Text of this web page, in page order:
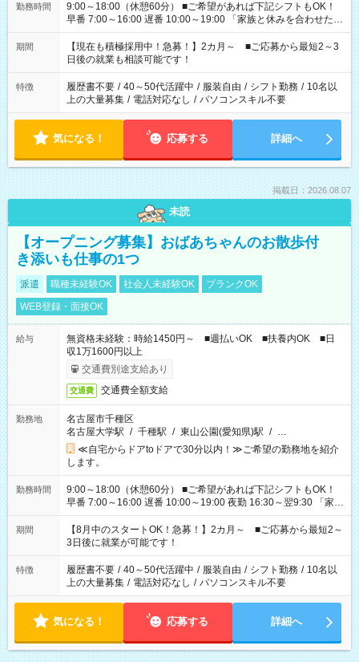
勤務時間
9:00～18:00（休憩60分） ■ご希望があれば下記シフトもOK！
早番 7:00～16:00 遅番 10:00～19:00 「家族と休みを合わせた
い」 「余裕を持って夕飯の準備がしたい」 「できれば残業はし
たくない」 など、ご希望を教えてくださいね。 ※Wワーク希望
の方へ 今ご覧のお仕事で希望する勤務時間と、もう1つのお仕事
の勤務時間。 合計で週40時間を超える場合は応募できません。
期間
【現在も積極採用中！急募！】2カ月～ ■ご応募から最短2～3
日後の就業も相談可能です！
特徴 履歴書不要 / 40～50代活躍中 / 服装自由 / シフト勤務 / 10名以
上の大量募集 / 電話対応なし / パソコンスキル不要
気になる！ 応募する 詳細へ
掲載日：2026.08.07
未読
【オープニング募集】おばあちゃんのお散歩付
き添いも仕事の1つ
派遣 職種未経験OK 社会人未経験OK
ブランクOK
WEB登録・面接OK
給与
無資格未経験：時給1450円～ ■週払いOK ■扶養内OK ■日
収1万1600円以上
交通費別途支給あり
交通費 交通費全額支給
勤務地
名古屋市千種区
名古屋大学駅 / 千種駅 / 東山公園(愛知県)駅 / …
≪自宅からドアtoドアで30分以内！≫ご希望の勤務地を紹介
します。
勤務時間
9:00～18:00（休憩60分） ■ご希望があれば下記シフトもOK！
早番 7:00～16:00 遅番 10:00～19:00 夜勤 16:30～翌9:30 「家族
と休みを合わせたい」 「余裕を持って夕飯の準備がしたい」
「できれば残業はしたくない」 など、ご希望を教えてください
ね。 ※Wワーク希望の方へ 今ご覧のお仕事で希望する勤務時間
と、もう1つのお仕事の勤務時間。 合計で週40時間を超える場
合は応募できません。
期間
【8月中のスタートOK！急募！】2カ月～ ■ご応募から最短2～
3日後に就業が可能です！
特徴 履歴書不要 / 40～50代活躍中 / 服装自由 / シフト勤務 / 10名以
上の大量募集 / 電話対応なし / パソコンスキル不要
気になる！ 応募する 詳細へ